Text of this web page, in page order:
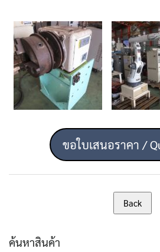
ขอใบเสนอราคา /
ค้นหาสินค้า